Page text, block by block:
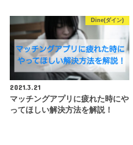
Dine(ダイン)
2021.3.21
マッチングアプリに疲れた時にや
ってほしい解決方法を解説！